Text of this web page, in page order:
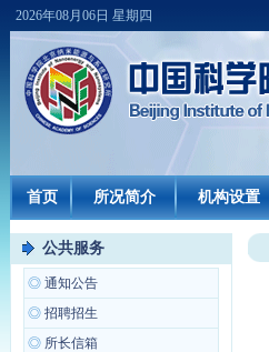
2026年08月06日 星期四
首页 所况简介 机构设置
公共服务
◎ 通知公告
◎ 招聘招生
◎ 所长信箱